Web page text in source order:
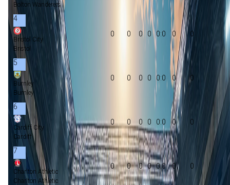
Bolton Wanderers
4
Bristol City
Bristol
0 0 0 0 0:0 0 0
5
Burnley
Burnley
0 0 0 0 0:0 0 0
6
Cardiff City
Cardiff
0 0 0 0 0:0 0 0
7
Charlton Athletic
Charlton Athletic
0 0 0 0 0:0 0 0